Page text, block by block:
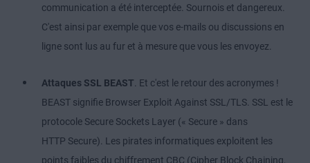
communication a été interceptée. Sournois et dangereux.
C'est ainsi par exemple que vos e-mails ou discussions en
ligne sont lus au fur et à mesure que vous les envoyez.
Attaques SSL BEAST. Et c'est le retour des acronymes !
BEAST signifie Browser Exploit Against SSL/TLS. SSL est le
protocole Secure Sockets Layer (« Secure » dans
HTTP Secure). Les pirates informatiques exploitent les
points faibles du chiffrement CBC (Cipher Block Chaining,